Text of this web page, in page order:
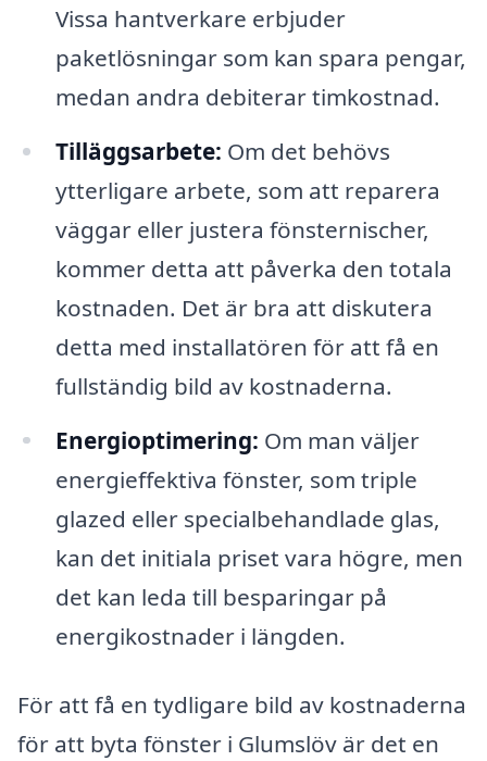
Vissa hantverkare erbjuder
paketlösningar som kan spara pengar,
medan andra debiterar timkostnad.
Tilläggsarbete: Om det behövs
ytterligare arbete, som att reparera
väggar eller justera fönsternischer,
kommer detta att påverka den totala
kostnaden. Det är bra att diskutera
detta med installatören för att få en
fullständig bild av kostnaderna.
Energioptimering: Om man väljer
energieffektiva fönster, som triple
glazed eller specialbehandlade glas,
kan det initiala priset vara högre, men
det kan leda till besparingar på
energikostnader i längden.
För att få en tydligare bild av kostnaderna
för att byta fönster i Glumslöv är det en